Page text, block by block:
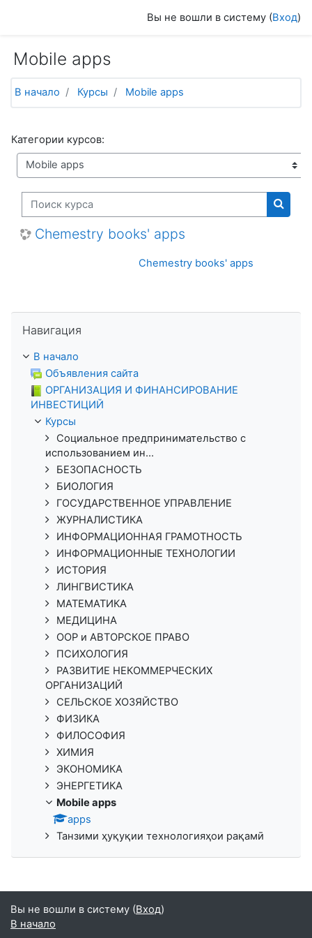
Вы не вошли в систему (Вход)
Mobile apps
В начало Курсы Mobile apps
Категории курсов:
Поиск курса
Поиск
Chemestry books' apps
Chemestry books' apps
Навигация
В начало
Объявления сайта
ОРГАНИЗАЦИЯ И ФИНАНСИРОВАНИЕ
ИНВЕСТИЦИЙ
Курсы
Социальное предпринимательство с
использованием ин...
БЕЗОПАСНОСТЬ
БИОЛОГИЯ
ГОСУДАРСТВЕННОЕ УПРАВЛЕНИЕ
ЖУРНАЛИСТИКА
ИНФОРМАЦИОННАЯ ГРАМОТНОСТЬ
ИНФОРМАЦИОННЫЕ ТЕХНОЛОГИИ
ИСТОРИЯ
ЛИНГВИСТИКА
МАТЕМАТИКА
МЕДИЦИНА
ООР и АВТОРСКОЕ ПРАВО
ПСИХОЛОГИЯ
РАЗВИТИЕ НЕКОММЕРЧЕСКИХ
ОРГАНИЗАЦИЙ
СЕЛЬСКОЕ ХОЗЯЙСТВО
ФИЗИКА
ФИЛОСОФИЯ
ХИМИЯ
ЭКОНОМИКА
ЭНЕРГЕТИКА
Mobile apps
apps
Танзими ҳуқуқии технологияҳои рақамӣ
Вы не вошли в систему (Вход)
В начало